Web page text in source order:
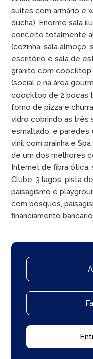
suítes com armário e
ducha). Enorme sala
conceito totalmente
(cozinha, sala almoço,
escritório e sala de
granito com coocktop
(social e na área
coocktop de 2 bocas
forno de pizza e
vidro cobrindo as três
esmaltado, e paredes
vinil com prainha e
de um dos melhores
Internet de fibra ótica,
Clube, 3 lagos, pista
paisagismo e
com bosques,
financiamento